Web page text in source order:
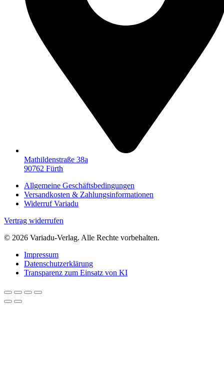
Mathildenstraße 38a
90762 Fürth
Allgemeine Geschäftsbedingungen
Versandkosten & Zahlungsinformationen
Widerruf Variadu
Vertrag widerrufen
© 2026 Variadu-Verlag. Alle Rechte vorbehalten.
Impressum
Datenschutzerklärung
Transparenz zum Einsatz von KI